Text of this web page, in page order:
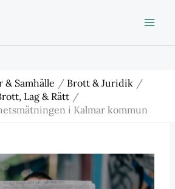
& Samhälle
Brott & Juridik
Lag & Rätt
i Kalmar kommun